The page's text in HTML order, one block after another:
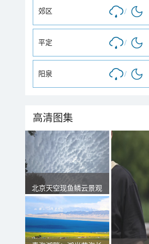
郊区 /
平定 /
阳泉 /
高清图集
北京天空现鱼鳞云景观